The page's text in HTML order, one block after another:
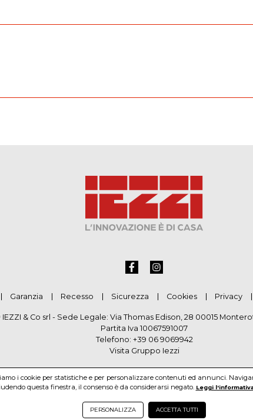
Garanzia Recesso Sicurezza Cookies Privacy
IEZZI & Co srl - Sede Legale: Via Thomas Edison, 28 00015
Partita Iva 10067591007
Telefono: +39 06 9069942
Visita Gruppo Iezzi
i cookie per statistiche e per personalizzare contenuti ed annunci.
questa finestra, il consenso è da considerarsi negato. Leggi
PERSONALIZZA ACCETTA TUTTI